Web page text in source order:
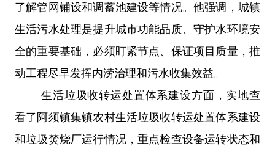
了解管网铺设和调蓄池建设等情况。他强调，城镇
生活污水处理是提升城市功能品质、守护水环境安
全的重要基础，必须盯紧节点、保证项目质量，推
动工程尽早发挥内涝治理和污水收集效益。
生活垃圾收转运处置体系建设方面，实地查
看了阿须镇集镇农村生活垃圾收转运处置体系建设
和垃圾焚烧厂运行情况，重点检查设备运转状态和